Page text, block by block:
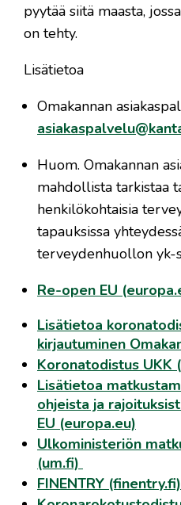
pyytää siitä maasta,
on tehty.
Lisätietoa
Omakannan
Huom. Omakannan
mahdollista tarkistaa
henkilökohtaisia
tapauksissa
terveydenhuollon yk-
Re-open EU
Lisätietoa
kirjautuminen
Koronatodistus UKK
Lisätietoa
ohjeista ja
EU (europa.eu)
Ulkoministeriön
(um.fi)
FINENTRY (finentry.fi)